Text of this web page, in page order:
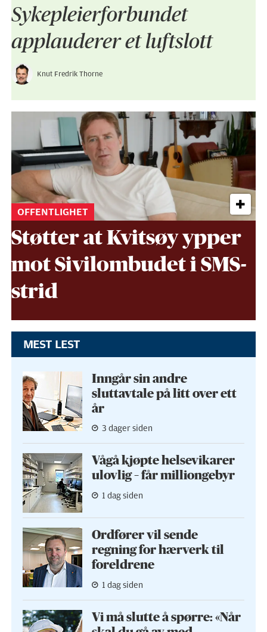
Sykepleier­forbundet
applauderer et luftslott
Knut Fredrik Thorne
OFFENTLIGHET
Støtter at Kvitsøy ypper
mot Sivil­ombudet i SMS-
strid
MEST LEST
Inngår sin andre
sluttavtale på litt over ett
år
3 dager siden
Vågå kjøpte helse­vikarer
ulovlig – får milliongebyr
1 dag siden
Ordfører vil sende
regning for hærverk til
foreldrene
1 dag siden
Vi må slutte å spørre: «Når